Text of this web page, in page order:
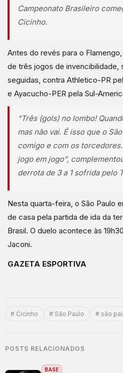
Campeonato Brasileiro
Cicinho.
Antes do revés para o
de três jogos de invencibilidade,
seguidas, contra Athletico-PR
e Ayacucho-PER pela Sul-
“Três (gols) no lombo!
mas não vai. É isso que o
comigo e com os
jogo em jogo”,
derrota de 3 a 1 sofrida pelo
Nesta quarta-feira, o São Paulo
de casa pela partida de ida da
Brasil. O duelo acontece às
Jaconi.
GAZETA ESPORTIVA
# Cicinho # São Paulo # são
POSTS RELACIONADOS
BASE